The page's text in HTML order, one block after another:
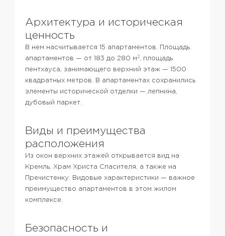
Архитектура и историческая
ценность
В нем насчитывается 15 апартаментов. Площадь
апартаментов — от 183 до 280 м 2
, площадь
пентхауса, занимающего верхний этаж — 1500
квадратных метров. В апартаментах сохранились
элементы исторической отделки — лепнина,
дубовый паркет.
Виды и преимущества
расположения
Из окон верхних этажей открывается вид на
Кремль, Храм Христа Спасителя, а также на
Пречистенку. Видовые характеристики — важное
преимущество апартаментов в этом жилом
комплексе.
Безопасность и